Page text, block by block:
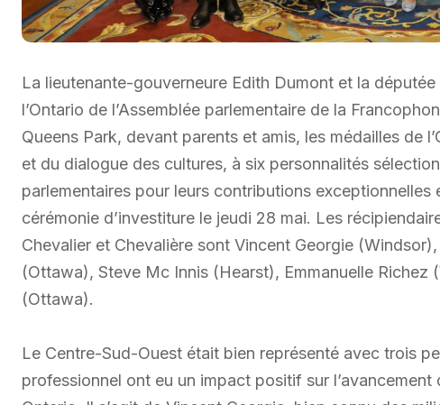
La lieutenante-gouverneure Edith Dumont et la
l’Ontario de l’Assemblée parlementaire de la
Queens Park, devant parents et amis, les médailles de
et du dialogue des cultures, à six personnalités
parlementaires pour leurs contributions exceptionnelles
cérémonie d’investiture le jeudi 28 mai. Les
Chevalier et Chevalière sont Vincent Georgie
(Ottawa), Steve Mc Innis (Hearst), Emmanuelle Richez
(Ottawa).
Le Centre-Sud-Ouest était bien représenté avec trois
professionnel ont eu un impact positif sur